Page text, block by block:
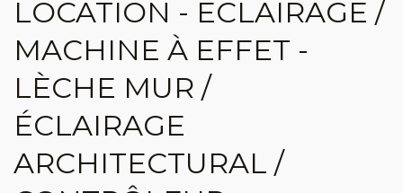
LOCATION - ECLAIRAGE /
MACHINE À EFFET -
LÈCHE MUR /
ÉCLAIRAGE
ARCHITECTURAL /